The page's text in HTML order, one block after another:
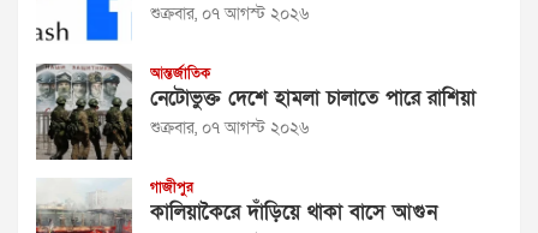
শুক্রবার, ০৭ আগস্ট ২০২৬
আন্তর্জাতিক
নেটোভুক্ত দেশে হামলা চালাতে পারে রাশিয়া
শুক্রবার, ০৭ আগস্ট ২০২৬
গাজীপুর
কালিয়াকৈরে দাঁড়িয়ে থাকা বাসে আগুন